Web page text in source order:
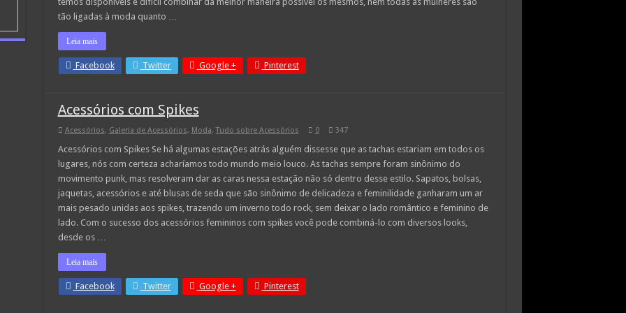
tão ligadas à moda quanto …
Leia mais
Facebook Twitter Google + Pinterest
Acessórios com Spikes
Acessórios, Galeria de Acessórios, Moda, Tudo sobre Acessórios 0 347
Acessórios com Spikes Se há algumas estações atrás alguém dissesse que as tachas estariam em todos os
lugares, nós com certeza acharíamos todo mundo meio louco. As tachas sempre foram sinônimo do
movimento punk, mas resolveram dar as caras nessa estação não só dentro desse estilo. Sapatos, bolsas,
jaquetas, acessórios e até blusas de seda que são sinônimo de delicadeza e feminilidade ganharam um ar
mais pesado unidas aos spikes, trazendo um inverno todo rock, sem deixar o lado romântico e feminino de
lado. Com o sucesso dos acessórios femininos com spikes você pode combiná-lo com diversos looks,
desde os …
Leia mais
Facebook Twitter Google + Pinterest